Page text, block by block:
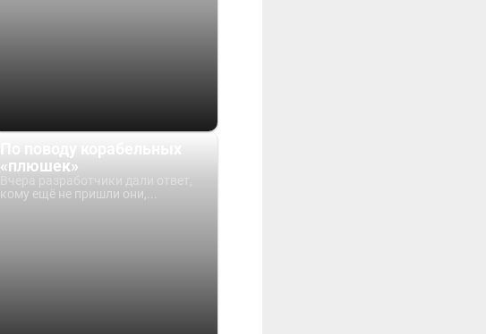
«плюшек»
кому ещё не пришли они,...